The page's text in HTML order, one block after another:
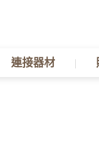
連接器材